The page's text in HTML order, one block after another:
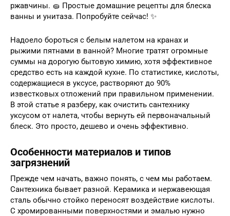
ржавчины. 🧽 Простые домашние рецепты для блеска
ванны и унитаза. Попробуйте сейчас! ✨
Надоело бороться с белым налетом на кранах и
рыжими пятнами в ванной? Многие тратят огромные
суммы на дорогую бытовую химию, хотя эффективное
средство есть на каждой кухне. По статистике, кислоты,
содержащиеся в уксусе, растворяют до 90%
известковых отложений при правильном применении.
В этой статье я разберу, как очистить сантехнику
уксусом от налета, чтобы вернуть ей первоначальный
блеск. Это просто, дешево и очень эффективно.
Особенности материалов и типов
загрязнений
Прежде чем начать, важно понять, с чем мы работаем.
Сантехника бывает разной. Керамика и нержавеющая
сталь обычно стойко переносят воздействие кислоты.
С хромированными поверхностями и эмалью нужно